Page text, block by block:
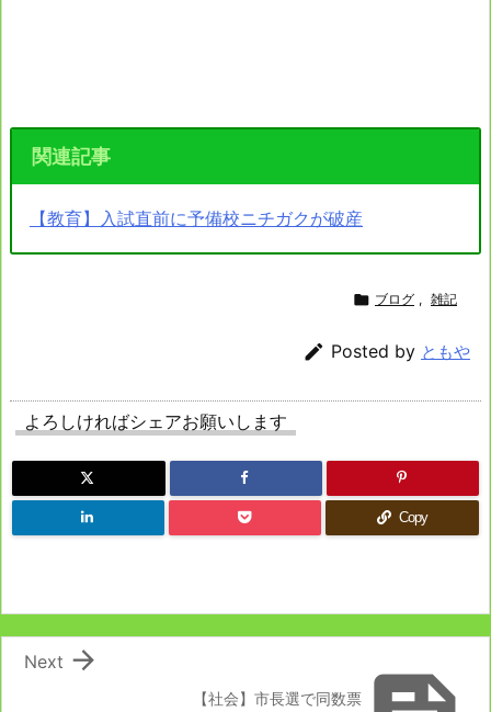
関連記事
【教育】入試直前に予備校ニチガクが破産
 ブログ , 雑記
 Posted by ともや
よろしければシェアお願いします
Copy
【社会】市長選で同数票

Next